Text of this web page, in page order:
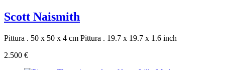
Scott Naismith
Pittura . 50 x 50 x 4 cm Pittura . 19.7 x 19.7 x 1.6 inch
2.500 €